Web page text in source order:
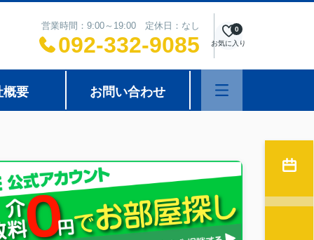
営業時間：9:00～19:00 定休日：なし
092-332-9085 お気に入り
0
概要 お問い合わせ